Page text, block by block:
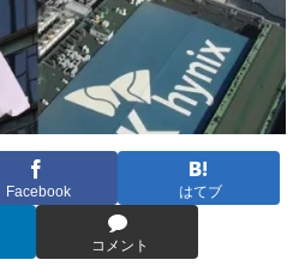
Facebook はてブ
コメント